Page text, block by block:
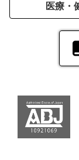
医療・